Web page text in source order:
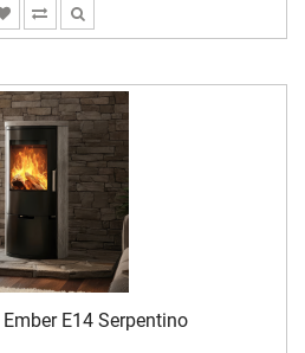
E14 Serpentino